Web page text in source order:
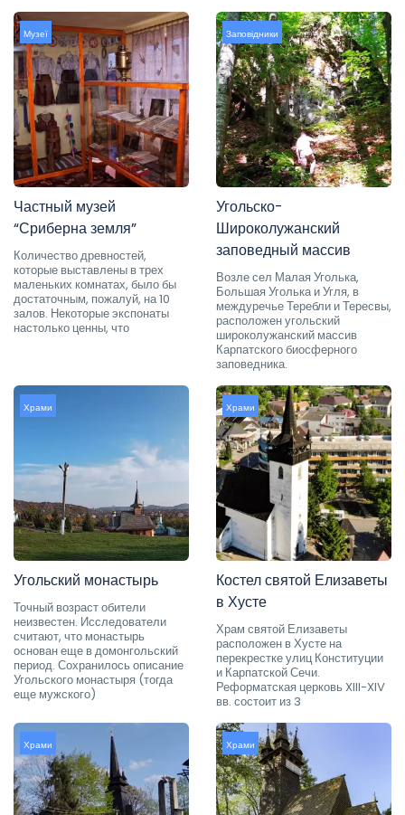
Музеї
Частный музей
“Сриберна земля”
Количество древностей,
которые выставлены в трех
маленьких комнатах, было бы
достаточным, пожалуй, на 10
залов. Некоторые экспонаты
настолько ценны, что
Заповідники
Угольско-
Широколужанский
заповедный массив
Возле сел Малая Уголька,
Большая Уголька и Угля, в
междуречье Теребли и Тересвы,
расположен угольский
широколужанский массив
Карпатского биосферного
заповедника.
Храми
Угольский монастырь
Точный возраст обители
неизвестен. Исследователи
считают, что монастырь
основан еще в домонгольский
период. Сохранилось описание
Угольского монастыря (тогда
еще мужского)
Храми
Костел святой Елизаветы
в Хусте
Храм святой Елизаветы
расположен в Хусте на
перекрестке улиц Конституции
и Карпатской Сечи.
Реформатская церковь XIII-XIV
вв. состоит из 3
Храми Храми